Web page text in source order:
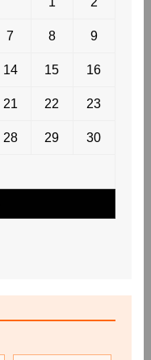
7 8 9
14 15 16
21 22 23
28 29 30